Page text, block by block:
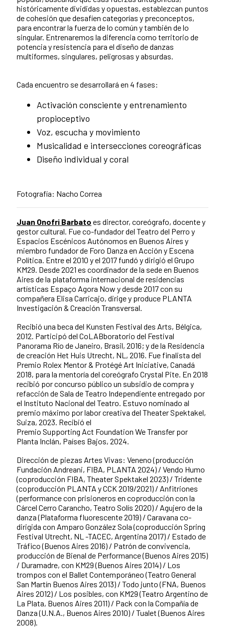
históricamente divididas y opuestas, establezcan puntos
de cohesión que desafíen categorías y preconceptos,
para encontrar la fuerza de lo común y también de lo
singular. Entrenaremos la diferencia como territorio de
potencia y resistencia para el diseño de danzas
multiformes, singulares, peligrosas y absurdas.
Cada encuentro se desarrollará en 4 fases:
Activación consciente y entrenamiento
propioceptivo
Voz, escucha y movimiento
Musicalidad e intersecciones coreográficas
Diseño individual y coral
Fotografía: Nacho Correa
Juan Onofri Barbato es director, coreógrafo, docente y
gestor cultural. Fue co-fundador del Teatro del Perro y
Espacios Escénicos Autónomos en Buenos Aires y
miembro fundador de Foro Danza en Acción y Escena
Política. Entre el 2010 y el 2017 fundó y dirigió el Grupo
KM29. Desde 2021 es coordinador de la sede en Buenos
Aires de la plataforma internacional de residencias
artísticas Espaço Agora Now y desde 2017 con su
compañera Elisa Carricajo, dirige y produce PLANTA
Investigación & Creación Transversal.
Recibió una beca del Kunsten Festival des Arts, Bélgica,
2012. Participó del CoLABboratorio del Festival
Panorama Río de Janeiro, Brasil, 2016; y de la Residencia
de creación Het Huis Utrecht, NL, 2016. Fue finalista del
Premio Rolex Mentor & Protégé Art Iniciative, Canadá
2018, para la mentoría del coreógrafo Crystal Pite. En 2018
recibió por concurso público un subsidio de compra y
refacción de Sala de Teatro Independiente entregado por
el Instituto Nacional del Teatro. Estuvo nominado al
premio máximo por labor creativa del Theater Spektakel,
Suiza, 2023. Recibió el
Premio Supporting Act Foundation We Transfer por
Planta Inclán, Países Bajos, 2024.
Dirección de piezas Artes Vivas: Veneno (producción
Fundación Andreani, FIBA, PLANTA 2024) / Vendo Humo
(coproducción FIBA, Theater Spektakel 2023) / Tridente
(coproducción PLANTA y CCK 2019/2021) / Anfitriones
(performance con prisioneros en coproducción con la
Cárcel Cerro Carancho, Teatro Solís 2020) / Agujero de la
danza (Plataforma fluorescente 2019) / Caravana co-
dirigida con Amparo González Sola (coproducción Spring
Festival Utrecht, NL -TACEC, Argentina 2017) / Estado de
Tráfico (Buenos Aires 2016) / Patrón de convivencia,
producción de Bienal de Performance (Buenos Aires 2015)
/ Duramadre, con KM29 (Buenos Aires 2014) / Los
trompos con el Ballet Contemporáneo (Teatro General
San Martín Buenos Aires 2013) / Todo junto (FNA, Buenos
Aires 2012) / Los posibles, con KM29 (Teatro Argentino de
La Plata, Buenos Aires 2011) / Pack con la Compañía de
Danza (U.N.A., Buenos Aires 2010) / Tualet (Buenos Aires
2008).